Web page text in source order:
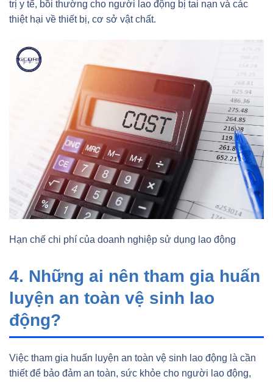
trị y tế, bồi thường cho người lao động bị tai nạn và các
thiệt hại về thiết bị, cơ sở vật chất.
Hạn chế chi phí của doanh nghiệp sử dụng lao động
4. Những ai nên tham gia huấn
luyện an toàn vệ sinh lao
động?
Việc tham gia huấn luyện an toàn vệ sinh lao động là cần
thiết để bảo đảm an toàn, sức khỏe cho người lao động,